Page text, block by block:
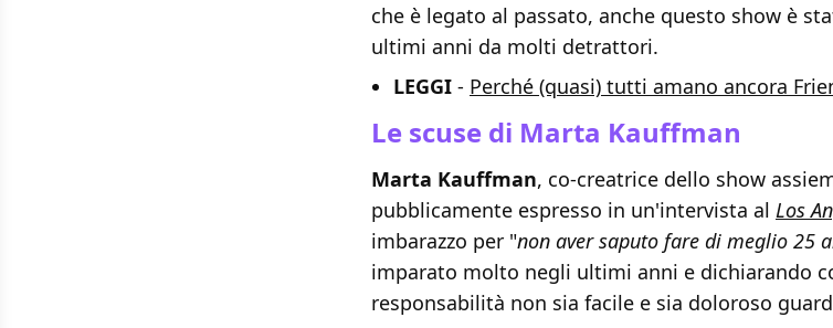
che è legato al passato, anche questo show è
ultimi anni da molti detrattori.
LEGGI - Perché (quasi) tutti amano ancora
Le scuse di Marta Kauffman
Marta Kauffman, co-creatrice dello show
pubblicamente espresso in un'intervista al Los
imbarazzo per "non aver saputo fare di meglio 25
imparato molto negli ultimi anni e dichiarando
responsabilità non sia facile e sia doloroso